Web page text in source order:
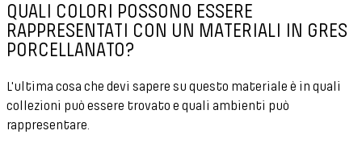
QUALI COLORI POSSONO ESSERE
RAPPRESENTATI CON UN MATERIALI IN GRES
PORCELLANATO?
L'ultima cosa che devi sapere su questo materiale è in quali
collezioni può essere trovato e quali ambienti può
rappresentare.